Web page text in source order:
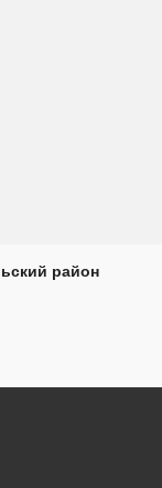
район